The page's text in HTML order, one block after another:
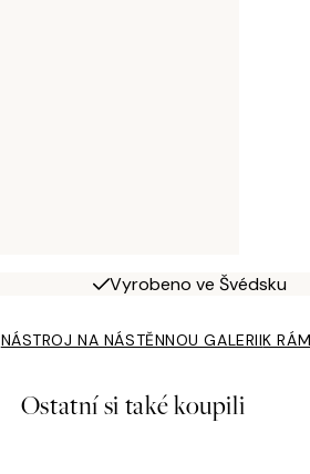
Vyrobeno ve Švédsku
NÁSTROJ NA NÁSTĚNNOU GALERIIK
Ostatní si také koupili